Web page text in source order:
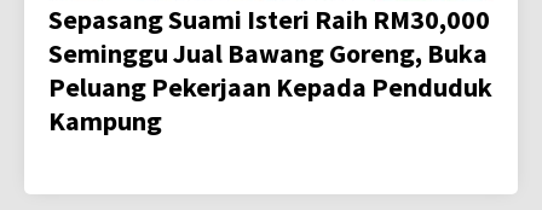
Sepasang Suami Isteri Raih RM30,000
Seminggu Jual Bawang Goreng, Buka
Peluang Pekerjaan Kepada Penduduk
Kampung